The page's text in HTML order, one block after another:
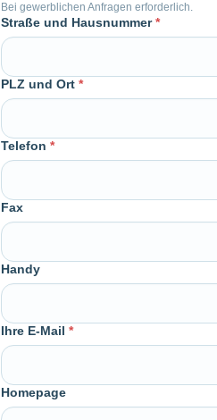
Bei gewerblichen Anfragen erforderlich.
Straße und Hausnummer*
PLZ und Ort *
Telefon *
Fax
Handy
Ihre E-Mail *
Homepage